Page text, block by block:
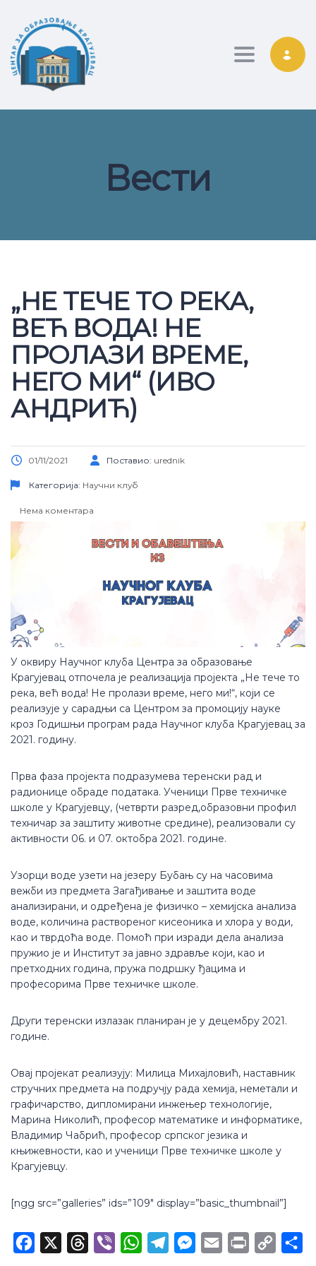
Toggle
Вести
„НЕ ТЕЧЕ ТО РЕКА,
ВЕЋ ВОДА! НЕ
ПРОЛАЗИ ВРЕМЕ,
НЕГО МИ“ (ИВО
АНДРИЋ)
01/11/2021 Поставио: urednik
Категорија: Научни клуб
Нема коментара
У оквиру Научног клуба Центра за образовање
Крагујевац отпочела је реализација пројекта „Не тече то
река, већ вода! Не пролази време, него ми!“, који се
реализује у сарадњи са Центром за промоцију науке
кроз Годишњи програм рада Научног клуба Крагујевац за
2021. годину.
Прва фаза пројекта подразумева теренски рад и
радионице обраде података. Ученици Прве техничке
школе у Крагујевцу, (четврти разред,образовни профил
техничар за заштиту животне средине), реализовали су
активности 06. и 07. октобра 2021. године.
Узорци воде узети на језеру Бубањ су на часовима
вежби из предмета Загађивање и заштита воде
анализирани, и одређена је физичко – хемијска анализа
воде, количина раствореног кисеоника и хлора у води,
као и тврдоћа воде. Помоћ при изради дела анализа
пружио је и Институт за јавно здравље који, као и
претходних година, пружа подршку ђацима и
професорима Прве техничке школе.
Други теренски излазак планиран је у децембру 2021.
године.
Овај пројекат реализују: Милица Михајловић, наставник
стручних предмета на подручју рада хемија, неметали и
графичарство, дипломирани инжењер технологије,
Марина Николић, професор математике и информатике,
Владимир Чабрић, професор српског језика и
књижевности, као и ученици Прве техничке школе у
Крагујевцу.
[ngg src=”galleries” ids=”109″ display=”basic_thumbnail”]
Facebook Threads
Viber WhatsAppTelegramMessenger
Email Print
Copy